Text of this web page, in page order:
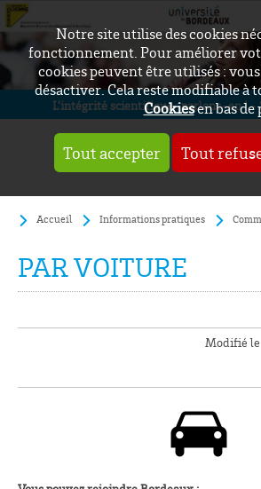
Notre site utilise des cookies
fonctionnement. Pour améliorer
cookies peuvent être utilisés :
désactiver. Cela reste modifiable à
Cookiesen bas de
Tout accepter Tout
L’intégrité scientifique : parlons-en !
Accueil Informations pratiques
PAR VOITURE
Modifié le